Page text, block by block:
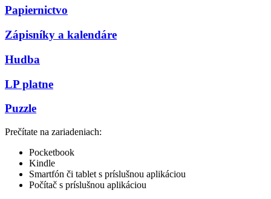
Papiernictvo
Zápisníky a kalendáre
Hudba
LP platne
Puzzle
Prečítate na zariadeniach:
Pocketbook
Kindle
Smartfón či tablet s príslušnou aplikáciou
Počítač s príslušnou aplikáciou